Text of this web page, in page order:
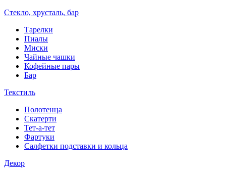
Стекло, хрусталь, бар
Тарелки
Пиалы
Миски
Чайные чашки
Кофейные пары
Бар
Текстиль
Полотенца
Скатерти
Тет-а-тет
Фартуки
Салфетки подставки и кольца
Декор